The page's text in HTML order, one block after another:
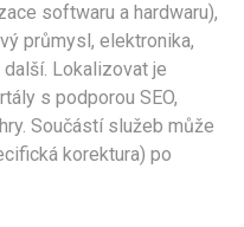
softwaru a hardwaru),
průmysl, elektronika,
Lokalizovat je
s podporou SEO,
Součástí služeb může
korektura) po